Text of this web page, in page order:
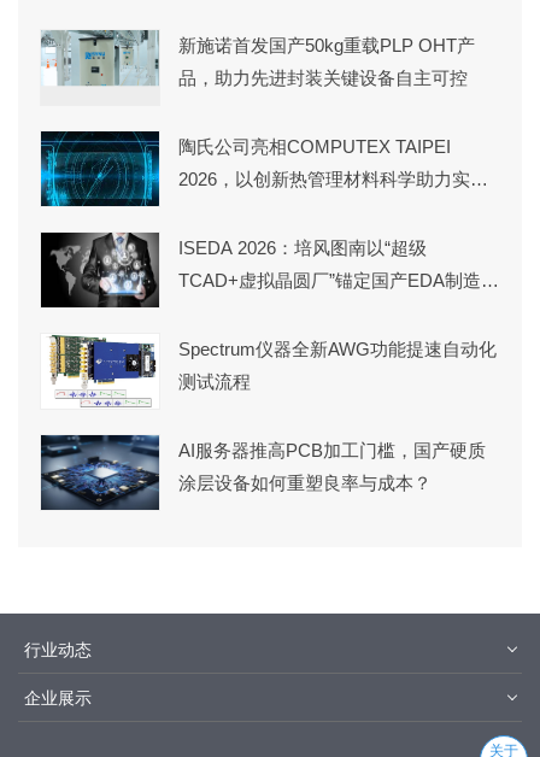
新施诺首发国产50kg重载PLP OHT产
品，助力先进封装关键设备自主可控
陶氏公司亮相COMPUTEX TAIPEI
2026，以创新热管理材料科学助力实
ISEDA 2026：培风图南以“超级
TCAD+虚拟晶圆厂”锚定国产EDA制造端
Spectrum仪器全新AWG功能提速自动化
测试流程
AI服务器推高PCB加工门槛，国产硬质
涂层设备如何重塑良率与成本？
行业动态
企业展示
关于